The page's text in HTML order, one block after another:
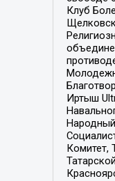
Клуб
Иртыш
Комитет,